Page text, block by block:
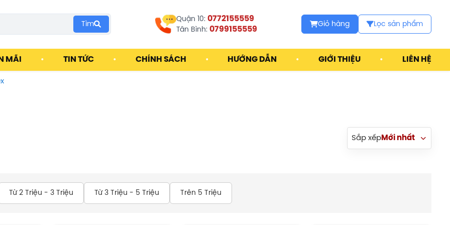
Tìm
Quận 10:0772155559
Tân Bình:0799155559
Giỏ hàng Lọc sản phẩm
MÃI • TIN TỨC • CHÍNH SÁCH • HƯỚNG DẪN • GIỚI THIỆU • LIÊN HỆ
Sắp xếpMới nhất
Từ 2 Triệu - 3 Triệu Từ 3 Triệu - 5 Triệu Trên 5 Triệu